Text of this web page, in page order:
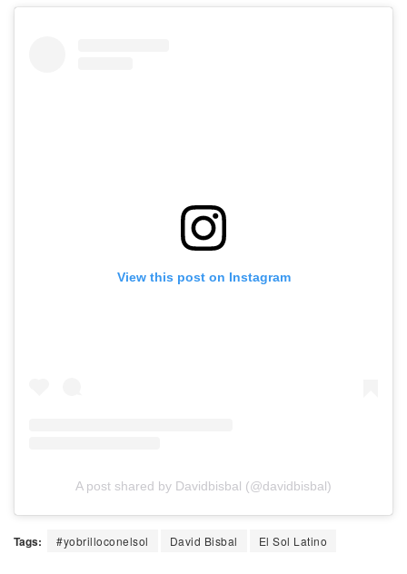
View this post on Instagram
A post shared by Davidbisbal (@davidbisbal)
Tags: #yobrilloconelsol David Bisbal El Sol Latino